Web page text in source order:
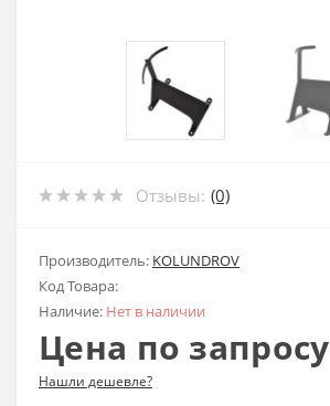
Отзывы: (0)
Производитель: KOLUNDROV
Код Товара:
Наличие: Нет в наличии
Цена по запросу
Нашли дешевле?